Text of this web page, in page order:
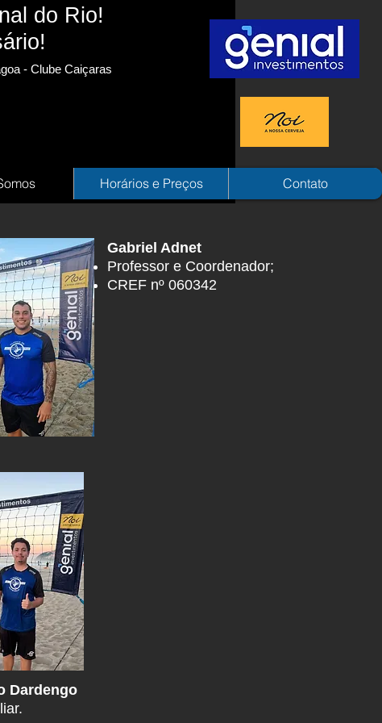
do Rio!
- Clube Caiçaras
Horários e Preços Contato
Gabriel Adnet
Professor e Coordenador;
CREF nº 060342
Dardengo